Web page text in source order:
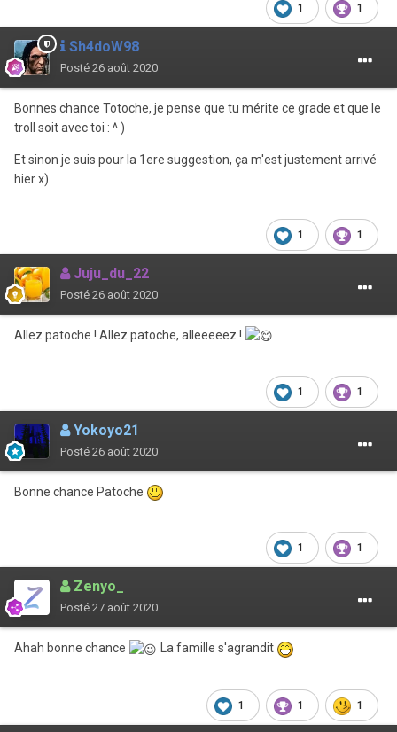
1 1
Sh4doW98
Posté 26 août 2020
Bonnes chance Totoche, je pense que tu mérite ce grade et que le
troll soit avec toi : ^ )
Et sinon je suis pour la 1ere suggestion, ça m'est justement arrivé
hier x)
1 1
Juju_du_22
Posté 26 août 2020
Allez patoche ! Allez patoche, alleeeeez !
1 1
Yokoyo21
Posté 26 août 2020
Bonne chance Patoche
1 1
Zenyo_
Posté 27 août 2020
Ahah bonne chance La famille s'agrandit
1 1 1